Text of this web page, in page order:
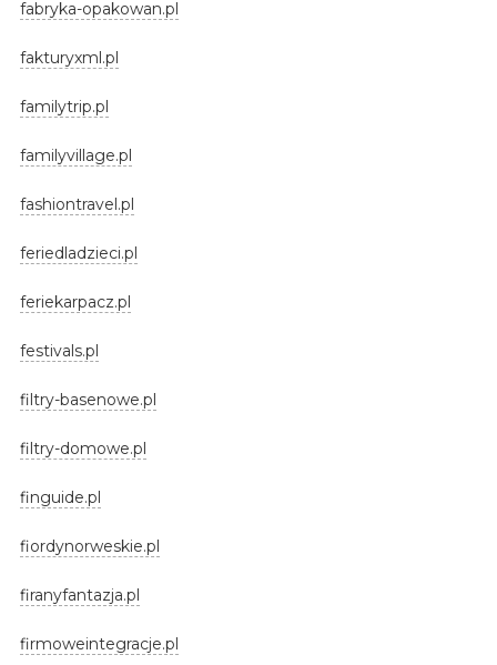
fabryka-opakowan.pl
fakturyxml.pl
familytrip.pl
familyvillage.pl
fashiontravel.pl
feriedladzieci.pl
feriekarpacz.pl
festivals.pl
filtry-basenowe.pl
filtry-domowe.pl
finguide.pl
fiordynorweskie.pl
firanyfantazja.pl
firmoweintegracje.pl